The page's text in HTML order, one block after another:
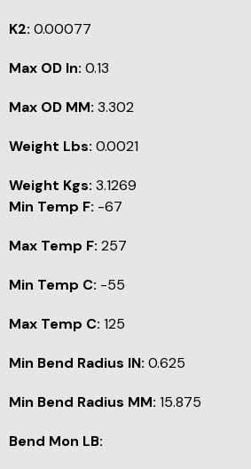
K2: 0.00077
Max OD In: 0.13
Max OD MM: 3.302
Weight Lbs: 0.0021
Weight Kgs: 3.1269
Min Temp F: -67
Max Temp F: 257
Min Temp C: -55
Max Temp C: 125
Min Bend Radius IN: 0.625
Min Bend Radius MM: 15.875
Bend Mon LB: